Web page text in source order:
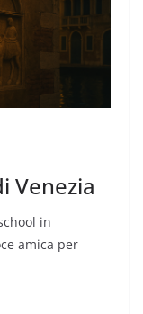
Venezia
in
amica per